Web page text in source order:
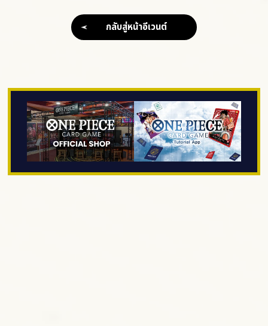
กลับสู่หน้าอีเวนต์